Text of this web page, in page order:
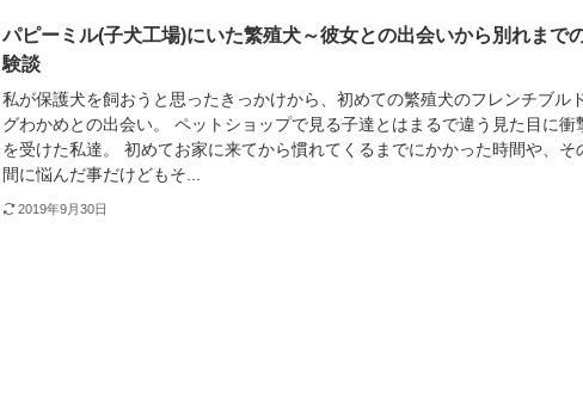
パピーミル(子犬工場)にいた繁殖犬～彼女との出会いから別れまで
験談
私が保護犬を飼おうと思ったきっかけから、初めての繁殖犬のフレンチブル
グわかめとの出会い。 ペットショップで見る子達とはまるで違う見た目に衝
を受けた私達。 初めてお家に来てから慣れてくるまでにかかった時間や、そ
間に悩んだ事だけどもそ...
2019年9月30日